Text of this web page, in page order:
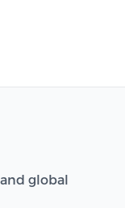
global